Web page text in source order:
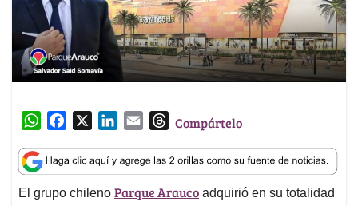
W
a
t
s
c
e
b
n
k
e
a
i
l
T
r
e
a
Compártelo
El grupo chileno Parque Arauco adquirió en su totalidad